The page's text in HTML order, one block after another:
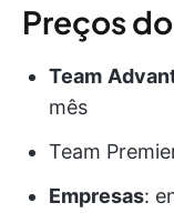
Preços
Team
mês
Team
Empresas: